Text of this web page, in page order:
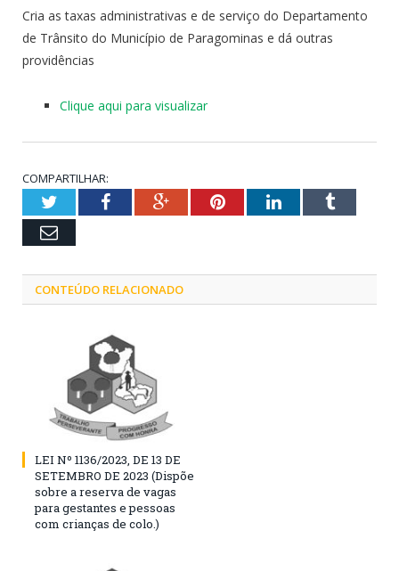
Cria as taxas administrativas e de serviço do Departamento
de Trânsito do Município de Paragominas e dá outras
providências
Clique aqui para visualizar
COMPARTILHAR:
TwitterFacebookGoogle+PinterestLinkedInTumblr
Email
CONTEÚDO RELACIONADO
LEI Nº 1136/2023, DE 13 DE
SETEMBRO DE 2023 (Dispõe
sobre a reserva de vagas
para gestantes e pessoas
com crianças de colo.)